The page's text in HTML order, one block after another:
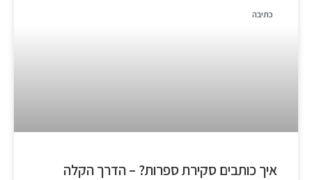
כתיבה
איך כותבים סקירת ספרות? – הדרך הקלה